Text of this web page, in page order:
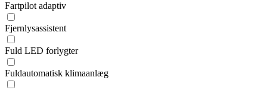
Fartpilot adaptiv
Fjernlysassistent
Fuld LED forlygter
Fuldautomatisk klimaanlæg